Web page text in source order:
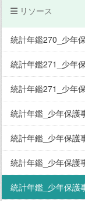
リソース
統計年鑑270_少年
統計年鑑271_少年
統計年鑑271_少年
統計年鑑_少年保護
統計年鑑_少年保護
統計年鑑_少年保護
統計年鑑_少年保護